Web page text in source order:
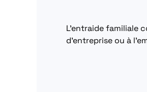
L’entraide familiale
d’entreprise ou à